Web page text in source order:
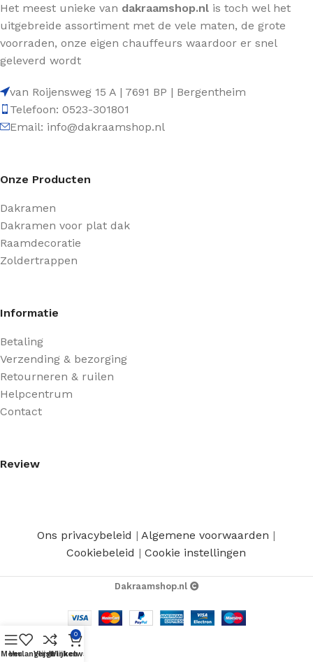
Het meest unieke van dakraamshop.nl is toch wel het
uitgebreide assortiment met de vele maten, de grote
voorraden, onze eigen chauffeurs waardoor er snel
geleverd wordt
van Roijensweg 15 A | 7691 BP | Bergentheim
Telefoon: 0523-301801
Email: info@dakraamshop.nl
Onze Producten
Dakramen
Dakramen voor plat dak
Raamdecoratie
Zoldertrappen
Informatie
Betaling
Verzending & bezorging
Retourneren & ruilen
Helpcentrum
Contact
Review
Ons privacybeleid | Algemene voorwaarden |
Cookiebeleid |Cookie instellingen
Dakraamshop.nl
Menu
VerlanglijstVergelijken
0
Winkelwagen